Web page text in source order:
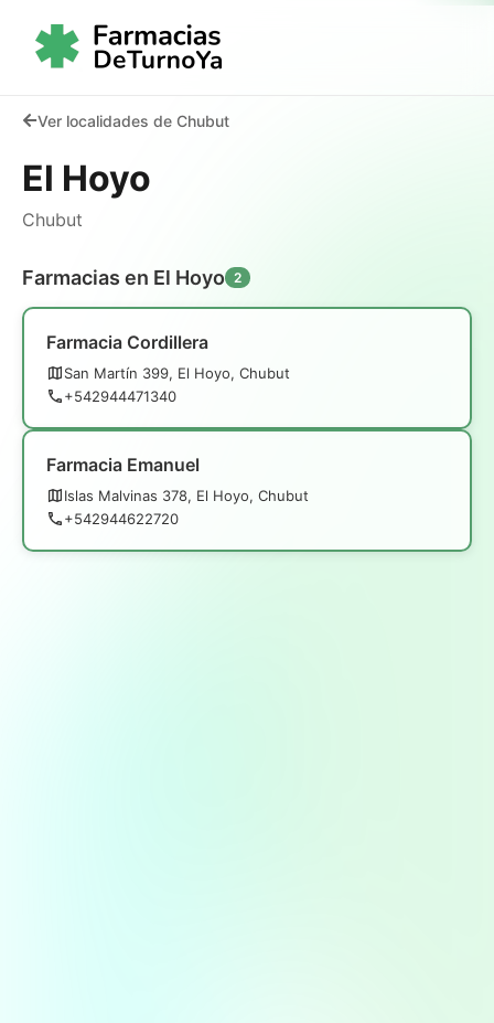
Ver localidades de Chubut
El Hoyo
Chubut
Farmacias en El Hoyo 2
Farmacia Cordillera
San Martín 399, El Hoyo, Chubut
+542944471340
Farmacia Emanuel
Islas Malvinas 378, El Hoyo, Chubut
+542944622720